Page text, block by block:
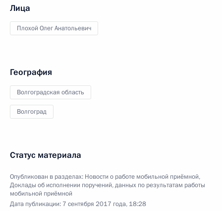
Лица
Плохой Олег Анатольевич
География
Волгоградская область
Волгоград
Статус материала
Опубликован в разделах: Новости о работе мобильной приёмной,
Доклады об исполнении поручений, данных по результатам работы
мобильной приёмной
Дата публикации: 7 сентября 2017 года, 18:28